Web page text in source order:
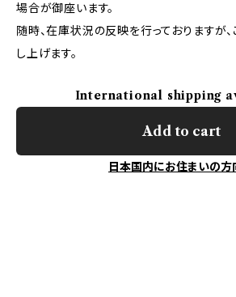
場合が御座います。
随時、在庫状況の反映を行っておりますが
し上げます。
International shipping
Add to cart
日本国内にお住まいの方